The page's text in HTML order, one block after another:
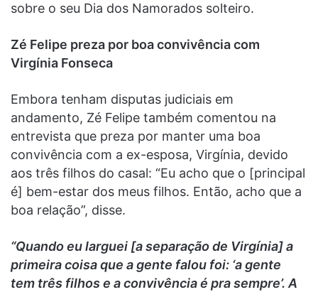
sobre o seu Dia dos Namorados solteiro.
Zé Felipe preza por boa convivência com
Virgínia Fonseca
Embora tenham disputas judiciais em
andamento, Zé Felipe também comentou na
entrevista que preza por manter uma boa
convivência com a ex-esposa, Virgínia, devido
aos três filhos do casal: “Eu acho que o [principal
é] bem-estar dos meus filhos. Então, acho que a
boa relação”, disse.
“Quando eu larguei [a separação de Virgínia] a
primeira coisa que a gente falou foi: ‘a gente
tem três filhos e a convivência é pra sempre’. A